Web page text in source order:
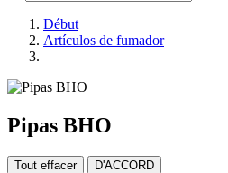
Début
Artículos de fumador
Pipas BHO
Tout effacer D'ACCORD